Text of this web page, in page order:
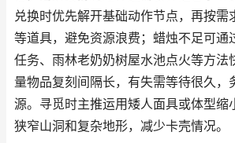
兑换时优先解开基础动作节点，再按需
等道具，避免资源浪费；蜡烛不足可通
任务、雨林老奶奶树屋水池点火等方法
量物品复刻间隔长，有失需等待很久，
源。寻觅时主推运用矮人面具或体型缩
狭窄山洞和复杂地形，减少卡壳情况。